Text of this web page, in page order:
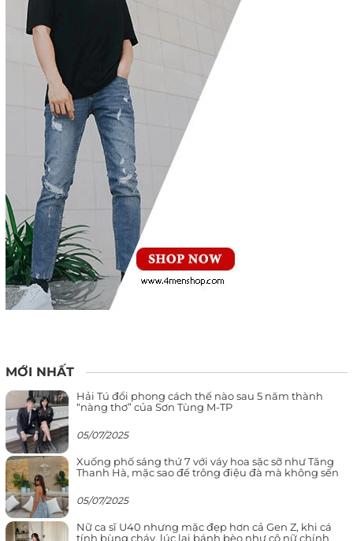
MỚI NHẤT
Hải Tú đổi phong cách thế nào sau 5 năm thành
“nàng thơ” của Sơn Tùng M-TP
05/07/2025
Xuống phố sáng thứ 7 với váy hoa sặc sỡ như Tăng
Thanh Hà, mặc sao để trông điệu đà mà không sến
05/07/2025
Nữ ca sĩ U40 nhưng mặc đẹp hơn cả Gen Z, khi cá
tính bùng cháy, lúc lại bánh bèo như cô nữ chính